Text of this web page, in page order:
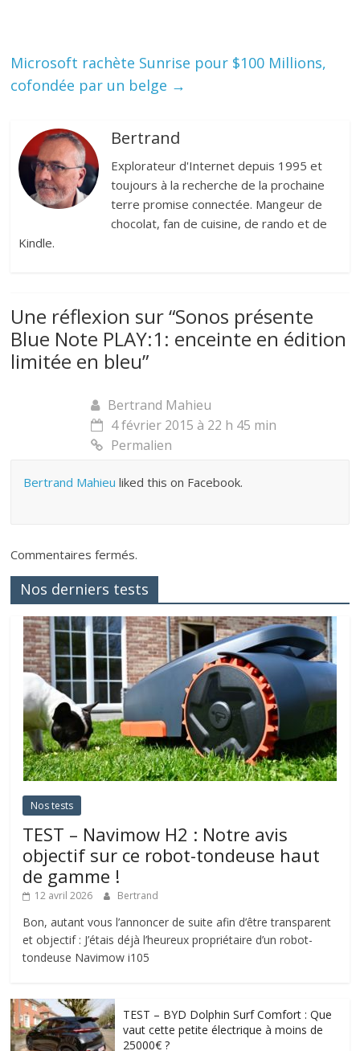
Microsoft rachète Sunrise pour $100 Millions,
cofondée par un belge →
Bertrand
Explorateur d'Internet depuis 1995 et
toujours à la recherche de la prochaine
terre promise connectée. Mangeur de
chocolat, fan de cuisine, de rando et de
Kindle.
Une réflexion sur “Sonos présente
Blue Note PLAY:1: enceinte en édition
limitée en bleu”
Bertrand Mahieu
4 février 2015 à 22 h 45 min
Permalien
Bertrand Mahieu liked this on Facebook.
Commentaires fermés.
Nos derniers tests
Nos tests
TEST – Navimow H2 : Notre avis
objectif sur ce robot-tondeuse haut
de gamme !
12 avril 2026 Bertrand
Bon, autant vous l’annoncer de suite afin d’être transparent
et objectif : J’étais déjà l’heureux propriétaire d’un robot-
tondeuse Navimow i105
TEST – BYD Dolphin Surf Comfort : Que
vaut cette petite électrique à moins de
25000€ ?